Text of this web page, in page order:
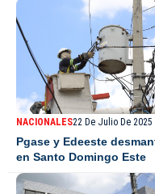
NACIONALES22 De Julio De 2025
Pgase y Edeeste
en Santo Domingo Este